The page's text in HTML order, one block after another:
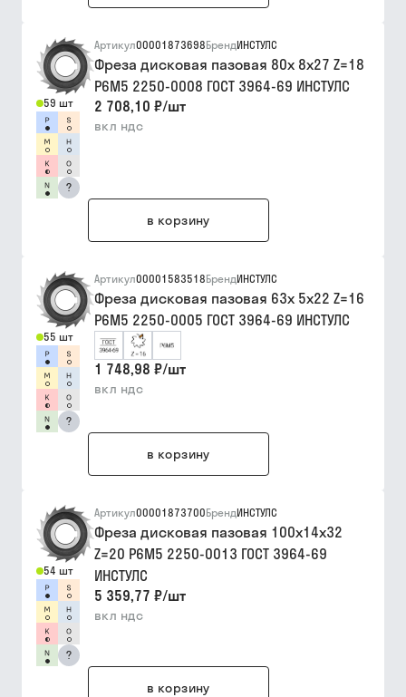
59 шт
?
Артикул00001873698БрендИНСТУЛС
Фреза дисковая пазовая 80х 8х27 Z=18
Р6М5 2250-0008 ГОСТ 3964-69 ИНСТУЛС
2 708,10 ₽/шт
вкл ндс
в корзину
55 шт
?
Артикул00001583518БрендИНСТУЛС
Фреза дисковая пазовая 63х 5х22 Z=16
Р6М5 2250-0005 ГОСТ 3964-69 ИНСТУЛС
1 748,98 ₽/шт
вкл ндс
в корзину
54 шт
?
Артикул00001873700БрендИНСТУЛС
Фреза дисковая пазовая 100х14х32
Z=20 Р6М5 2250-0013 ГОСТ 3964-69
ИНСТУЛС
5 359,77 ₽/шт
вкл ндс
в корзину